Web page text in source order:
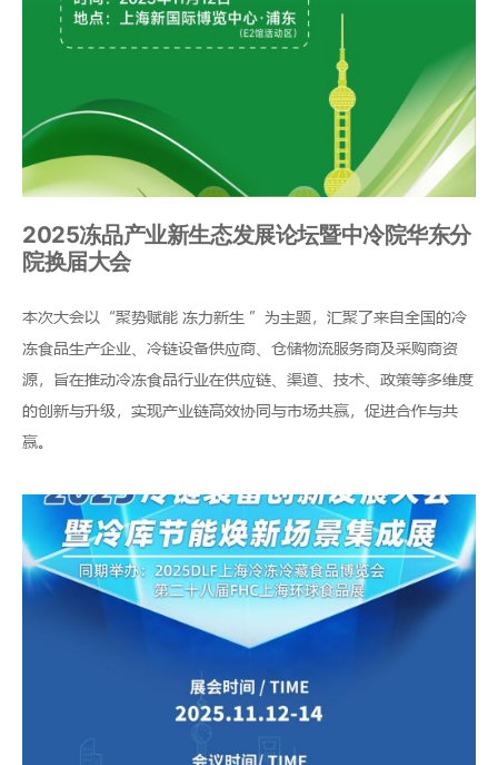
2025冻品产业新生态发展论坛暨中冷院华东分
院换届大会
本次大会以“聚势赋能 冻力新生 ”为主题，汇聚了来自全国的冷
冻食品生产企业、冷链设备供应商、仓储物流服务商及采购商资
源，旨在推动冷冻食品行业在供应链、渠道、技术、政策等多维度
的创新与升级，实现产业链高效协同与市场共赢，促进合作与共
赢。